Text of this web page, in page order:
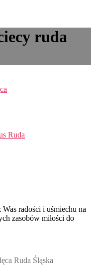
ruda
Ruda
radości i uśmiechu na
zasobów miłości do
Ruda Śląska